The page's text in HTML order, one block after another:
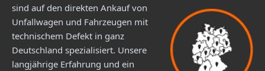
sind auf den direkten Ankauf von
Unfallwagen und Fahrzeugen mit
technischem Defekt in ganz
Deutschland spezialisiert. Unsere
langjährige Erfahrung und ein